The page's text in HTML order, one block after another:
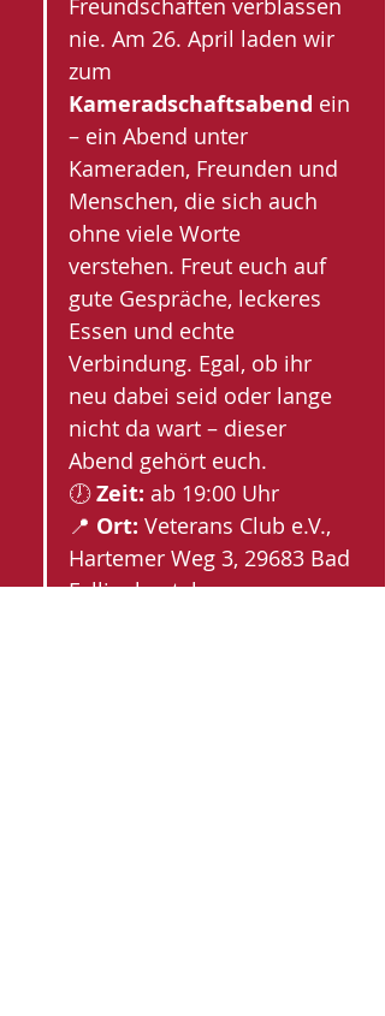
Freundschaften verblassen
nie. Am 26. April laden wir
zum
Kameradschaftsabend ein
– ein Abend unter
Kameraden, Freunden und
Menschen, die sich auch
ohne viele Worte
verstehen. Freut euch auf
gute Gespräche, leckeres
Essen und echte
Verbindung. Egal, ob ihr
neu dabei seid oder lange
nicht da wart – dieser
Abend gehört euch.
🕖 Zeit: ab 19:00 Uhr
📍 Ort: Veterans Club e.V.,
Hartemer Weg 3, 29683 Bad
Fallingbostel